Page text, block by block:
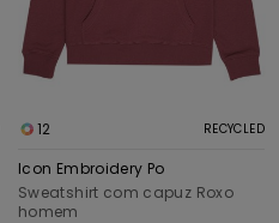
12 RECYCLED
Icon Embroidery Po
Sweatshirt com capuz Roxo
homem